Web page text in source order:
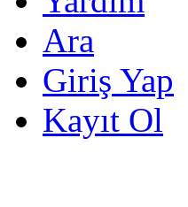
Ara
Giriş Yap
Kayıt Ol